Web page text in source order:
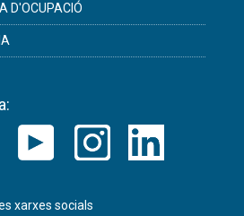
D'OCUPACIÓ
xarxes socials